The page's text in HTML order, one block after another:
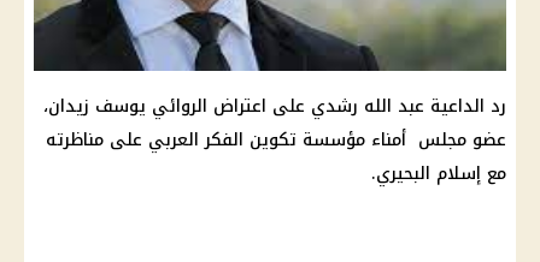
رد الداعية عبد الله رشدي على اعتراض الروائي يوسف زيدان،
عضو مجلس أمناء مؤسسة تكوين الفكر العربي على مناظرته
مع إسلام البحيري.